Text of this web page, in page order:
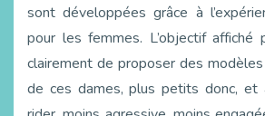
sont développées grâce à
pour les femmes. L’objectif affiché
clairement de proposer des
de ces dames, plus petits donc, et